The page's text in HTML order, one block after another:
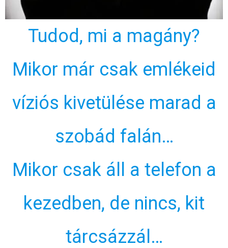
Tudod, mi a magány?
Mikor már csak emlékeid
víziós kivetülése marad a
szobád falán…
Mikor csak áll a telefon a
kezedben, de nincs, kit
tárcsázzál…